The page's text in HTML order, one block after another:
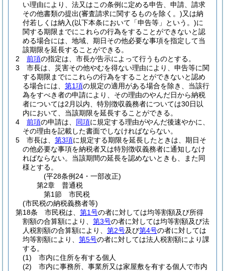
い理由により、法又はこの条例に定める申告、申請、請求
その他書類の提出(審査請求に関するものを除く。)又は納
付若しくは納入(以下本条において「申告等」という。)に
関する期限までにこれらの行為をすることができないと認
める場合には、地域、期日その他必要な事項を指定して当
該期限を延長することができる。
2
前項の指定は、市長が告示によって行うものとする。
3
市長は、災害その他やむを得ない理由により、申告等に関
する期限までにこれらの行為をすることができないと認め
る場合には、 第1項の規定の適用がある場合を除き、当該行
為をすべき者の申請により、その理由のやんだ日から納税
者については2月以内、特別徴収義務者については30日以
内において、当該期限を延長することができる。
4
前項の申請は、 同項に規定する理由がやんだ後速やかに、
その理由を記載した書面でしなければならない。
5
市長は、 第3項に規定する期限を延長したときは、期日そ
の他必要な事項を納税者又は特別徴収義務者に通知しなけ
ればならない。 当該期間の延長を認めないときも、また同
様とする。
(平28条例24・一部改正)
第2章
普通税
第1節
市民税
(市民税の納税義務者等)
第18条
市民税は、 第1号の者に対しては均等割額及び所得
割額の合算額により、 第3号の者に対しては均等割額及び法
人税割額の合算額により、 第2号及び第4号の者に対しては
均等割額により、 第5号の者に対しては法人税割額により課
する。
(1)
市内に住所を有する個人
(2)
市内に事務所、事業所又は家屋敷を有する個人で市内